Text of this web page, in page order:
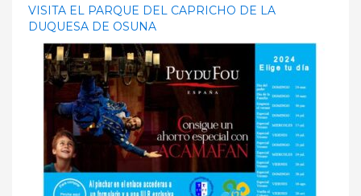
VISITA EL PARQUE DEL CAPRICHO DE LA
DUQUESA DE OSUNA